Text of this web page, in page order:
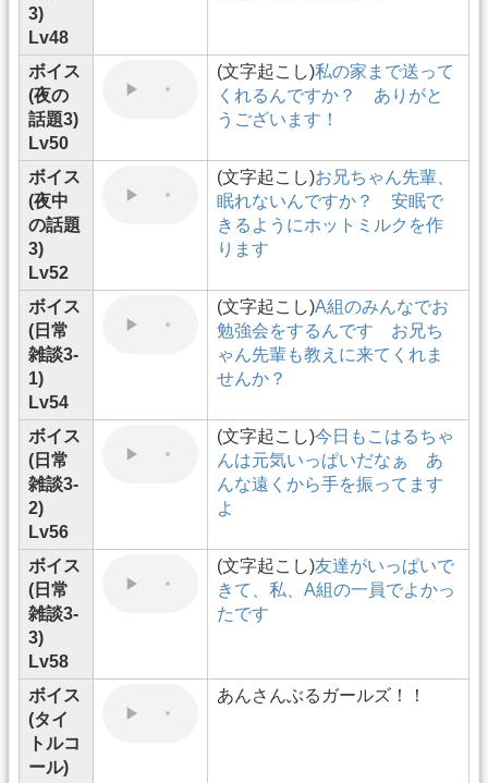
3)
Lv48
ボイス
(夜の
話題3)
Lv50
(文字起こし)私の家まで送って
くれるんですか？ ありがと
うございます！
ボイス
(夜中
の話題
3)
Lv52
(文字起こし)お兄ちゃん先輩、
眠れないんですか？ 安眠で
きるようにホットミルクを作
ります
ボイス
(日常
雑談3-
1)
Lv54
(文字起こし)A組のみんなでお
勉強会をするんです お兄ち
ゃん先輩も教えに来てくれま
せんか？
ボイス
(日常
雑談3-
2)
Lv56
(文字起こし)今日もこはるちゃ
んは元気いっぱいだなぁ あ
んな遠くから手を振ってます
よ
ボイス
(日常
雑談3-
3)
Lv58
(文字起こし)友達がいっぱいで
きて、私、A組の一員でよかっ
たです
ボイス
(タイ
トルコ
ール)
あんさんぶるガールズ！！